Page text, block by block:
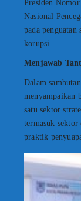
Presiden
Nasional
pada penguatan
korupsi.
Menjawab
Dalam
menyampaikan
satu sektor
termasuk
praktik